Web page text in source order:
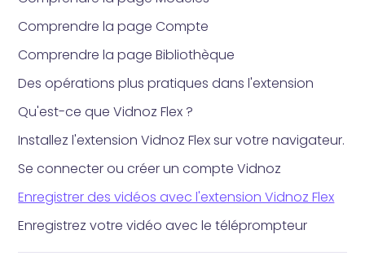
Comprendre la page Compte
Comprendre la page Bibliothèque
Des opérations plus pratiques dans l'extension
Qu'est-ce que Vidnoz Flex ?
Installez l'extension Vidnoz Flex sur votre navigateur.
Se connecter ou créer un compte Vidnoz
Enregistrer des vidéos avec l'extension Vidnoz Flex
Enregistrez votre vidéo avec le téléprompteur